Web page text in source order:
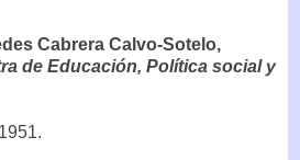
Cabrera Calvo-Sotelo,
de Educación, Política social y